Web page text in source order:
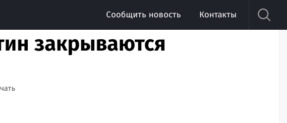
Сообщить новость Контакты
закрываются